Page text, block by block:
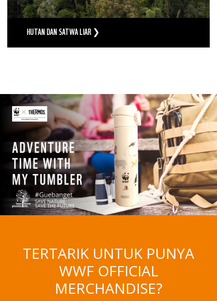
HUTAN DAN SATWA LIAR ❯
TERTARIK UNTUK PUNYA
WWF OFFICIAL
MERCHANDISE?